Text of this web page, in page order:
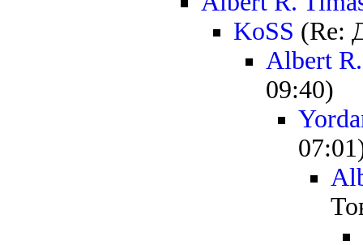
KoSS (Re:
Albert
09:40)